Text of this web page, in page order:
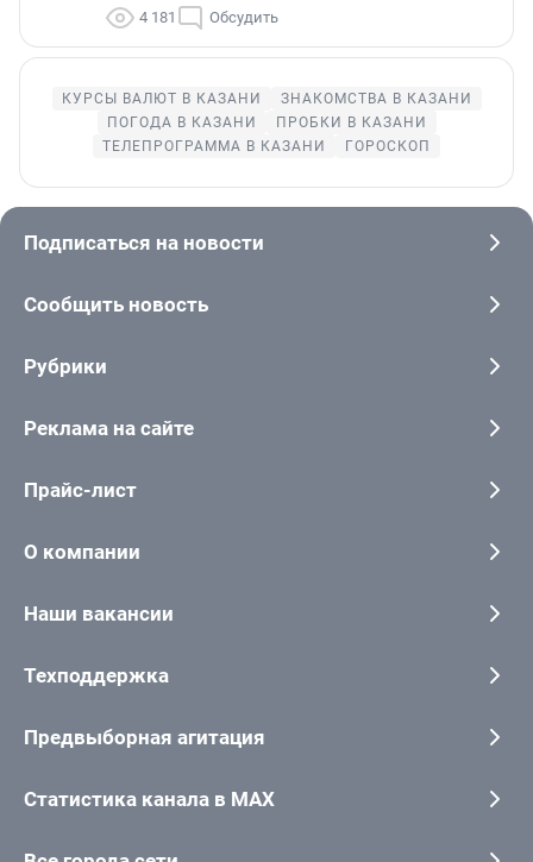
4 181 Обсудить
КУРСЫ ВАЛЮТ В КАЗАНИ
ЗНАКОМСТВА В КАЗАНИ
ПОГОДА В КАЗАНИ
ПРОБКИ В КАЗАНИ
ТЕЛЕПРОГРАММА В КАЗАНИ
ГОРОСКОП
Подписаться на новости
Сообщить новость
Рубрики
Реклама на сайте
Прайс-лист
О компании
Наши вакансии
Техподдержка
Предвыборная агитация
Статистика канала в MAX